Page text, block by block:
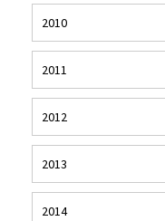
2010
2011
2012
2013
2014